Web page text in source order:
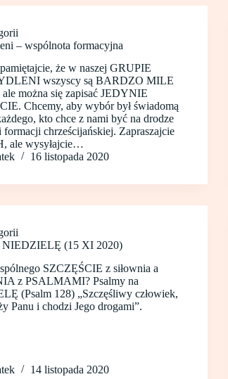
– wspólnota formacyjna
że w naszej GRUPIE
wszyscy są BARDZO MILE
można się zapisać JEDYNIE
Chcemy, aby wybór był świadomą
kto chce z nami być na drodze
chrześcijańskiej. Zapraszajcie
ale wysyłajcie…
16 listopada 2020
NIEDZIELĘ (15 XI 2020)
SZCZĘŚCIE z siłownia a
z PSALMAMI? Psalmy na
(Psalm 128) „Szczęśliwy człowiek,
Panu i chodzi Jego drogami”.
14 listopada 2020